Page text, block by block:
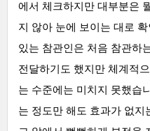
에서 체크하지만 대부분은
지 않아 눈에 보이는 대로
있는 참관인은 처음 참관하
전달하기도 했지만 체계적
는 수준에는 미치지 못했습
는 정도만 해도 효과가 없지